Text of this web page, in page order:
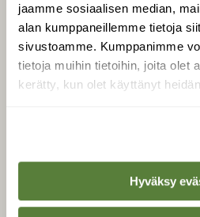
jaamme sosiaalisen median,
alan kumppaneillemme tietoja
sivustoamme. Kumppanimme
tietoja muihin tietoihin, joita olet
kerätty, kun olet käyttänyt
Hyväksy